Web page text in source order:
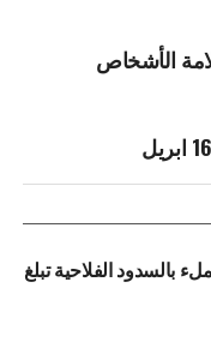
الأشخاص
بالسدود الفلاحية تبلغ